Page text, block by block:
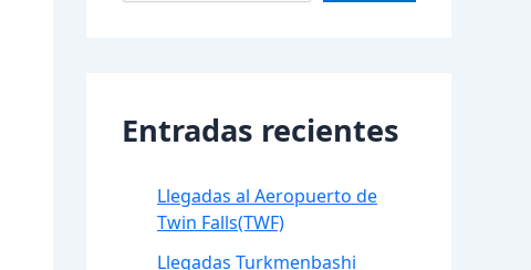
Entradas recientes
Llegadas al Aeropuerto de
Twin Falls(TWF)
Llegadas Turkmenbashi